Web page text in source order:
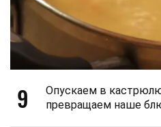
9
Опускаем в
превращаем наше